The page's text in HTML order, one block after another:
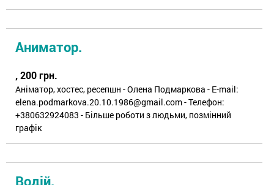
Аниматор.
, 200 грн.
Аніматор, хостес, ресепшн - Олена Подмаркова - E-mail:
elena.podmarkova.20.10.1986@gmail.com - Телефон:
+380632924083 - Більше роботи з людьми, позмінний
графік
Водій.